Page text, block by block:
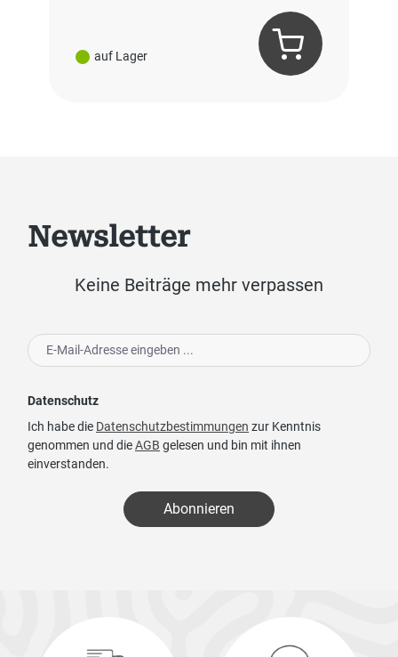
auf Lager
Newsletter
Keine Beiträge mehr verpassen
Datenschutz
Ich habe die Datenschutzbestimmungen zur Kenntnis
genommen und dieAGB gelesen und bin mit ihnen
einverstanden.
Abonnieren